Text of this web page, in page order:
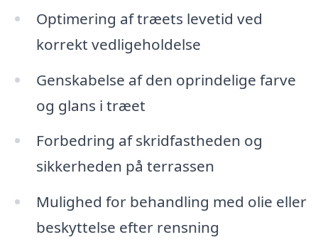
Optimering af træets levetid ved
korrekt vedligeholdelse
Genskabelse af den oprindelige farve
og glans i træet
Forbedring af skridfastheden og
sikkerheden på terrassen
Mulighed for behandling med olie eller
beskyttelse efter rensning